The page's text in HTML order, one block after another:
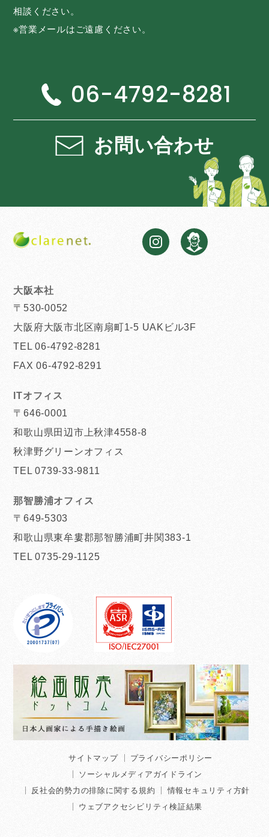
相談ください。
※営業メールはご遠慮ください。
06-4792-8281
お問い合わせ
大阪本社
〒530-0052
大阪府大阪市北区南扇町1-5 UAKビル3F
TEL 06-4792-8281
FAX 06-4792-8291
ITオフィス
〒646-0001
和歌山県田辺市上秋津4558-8
秋津野グリーンオフィス
TEL 0739-33-9811
那智勝浦オフィス
〒649-5303
和歌山県東牟婁郡那智勝浦町井関383-1
TEL 0735-29-1125
サイトマップ
プライバシーポリシー
ソーシャルメディアガイドライン
反社会的勢力の排除に関する規約
情報セキュリティ方針
ウェブアクセシビリティ検証結果